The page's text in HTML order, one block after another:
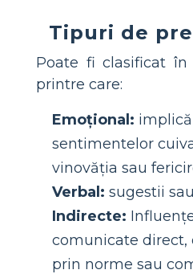
Tipuri de
Poate fi clasificat
printre care:
Emoțional:
sentimentelor
vinovăția sau
Verbal: sugestii
Indirecte:
comunicate direct,
prin norme sau